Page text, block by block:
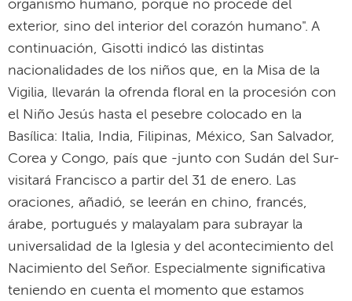
organismo humano, porque no procede del
exterior, sino del interior del corazón humano". A
continuación, Gisotti indicó las distintas
nacionalidades de los niños que, en la Misa de la
Vigilia, llevarán la ofrenda floral en la procesión con
el Niño Jesús hasta el pesebre colocado en la
Basílica: Italia, India, Filipinas, México, San Salvador,
Corea y Congo, país que -junto con Sudán del Sur-
visitará Francisco a partir del 31 de enero. Las
oraciones, añadió, se leerán en chino, francés,
árabe, portugués y malayalam para subrayar la
universalidad de la Iglesia y del acontecimiento del
Nacimiento del Señor. Especialmente significativa
teniendo en cuenta el momento que estamos